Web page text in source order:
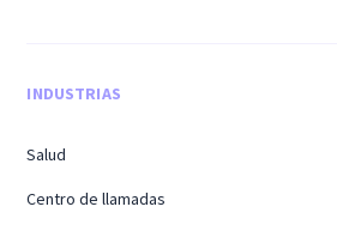
INDUSTRIAS
Salud
Centro de llamadas